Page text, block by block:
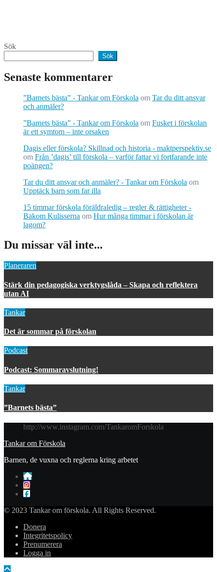
Sök
Sök
Senaste kommentarer
”Barnets bästa” - Tankar om Förskola om Tar du ditt ansvar
och anmäler?
”Barnets bästa” - Tankar om Förskola om Fusket i förskolan
är ett symtom – inte orsaken
Dagis eller förskola? Skillnad och historia - maktperspektiv.se
om Från ’dagis’ till förskola – varför fattar vi fortfarande inte
poängen?
Tar du ditt ansvar och anmäler? - Tankar om Förskola om
Upptäck barn som far illa
15 timmar förskola föräldraledig – regler & rättigheter -
Bakom Kulisserna om Hur många timmar i förskolan är
lagom?
Du missar väl inte...
Planeraren
Stärk din pedagogiska verktygslåda – Skapa och reflektera
utan AI
Tankar
Det är sommar på förskolan
Podcast
Podcast: Sommaravslutning!
Tankar
”Barnets bästa”
http://www.instagram.com/TankaromForskola
Tankar om Förskola
Barnen, de vuxna och reglerna kring arbetet
© 2023 Tankar om förskola. All Rights Reserved.
Donera
Integritetspolicy
Prenumerera
Logga in